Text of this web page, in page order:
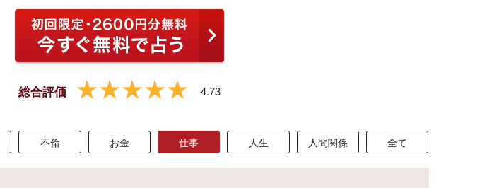
総合評価 4.73
不倫 お金 仕事 人生 人間関係 全て